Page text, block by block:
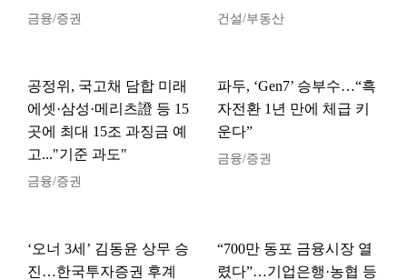
금융/증권 건설/부동산
공정위, 국고채 담합 미래
에셋·삼성·메리츠證 등 15
곳에 최대 15조 과징금 예
고..."기준 과도"
금융/증권
파두, ‘Gen7’ 승부수…“흑
자전환 1년 만에 체급 키
운다”
금융/증권
‘오너 3세’ 김동윤 상무 승
진…한국투자증권 후계
“700만 동포 금융시장 열
렸다”…기업은행·농협 등